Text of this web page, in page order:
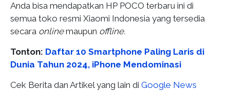
Anda bisa mendapatkan HP POCO terbaru ini di
semua toko resmi Xiaomi Indonesia yang tersedia
secara onlinemaupun offline.
Tonton: Daftar 10 Smartphone Paling Laris di
Dunia Tahun 2024, iPhone Mendominasi
Cek Berita dan Artikel yang lain di Google News